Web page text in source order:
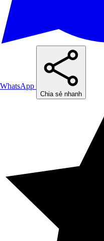
WhatsApp
Chia sẻ nhanh